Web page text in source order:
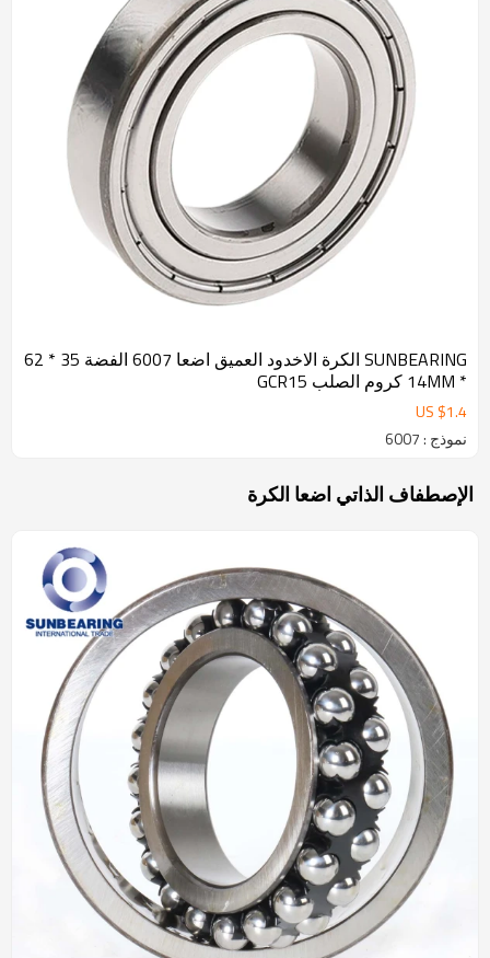
SUNBEARING الكرة الاخدود العميق اضعا 6007 الفضة 35 * 62
* 14MM كروم الصلب GCR15
US $1.4
نموذج : 6007
الإصطفاف الذاتي اضعا الكرة